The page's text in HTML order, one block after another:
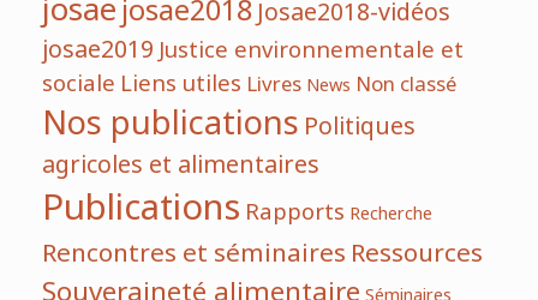
josae2018Josae2018-vidéos
josae2019Justice environnementale et
socialeLiens utiles LivresNews Non classé
Nos publicationsPolitiques
agricoles et alimentaires
PublicationsRapportsRecherche
Rencontres et séminairesRessources